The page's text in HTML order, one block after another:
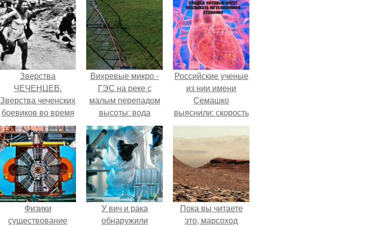
Зверства
ЧЕЧЕНЦЕВ.
Зверства чеченских
боевиков во время
первой чеченской.
Вихревые микро -
ГЭС на реке с
малым перепадом
высоты: вода
закручивается в
бетонной камере и
вращает
вертикальную
турбину.
Российские ученые
из нии имени
Семашко
выяснили: скорость
старения напрямую
зависит от
состояния сосудов
и работы сердца.
Физики
существование
У вич и рака
обнаружили
Пока вы читаете
это, марсоход